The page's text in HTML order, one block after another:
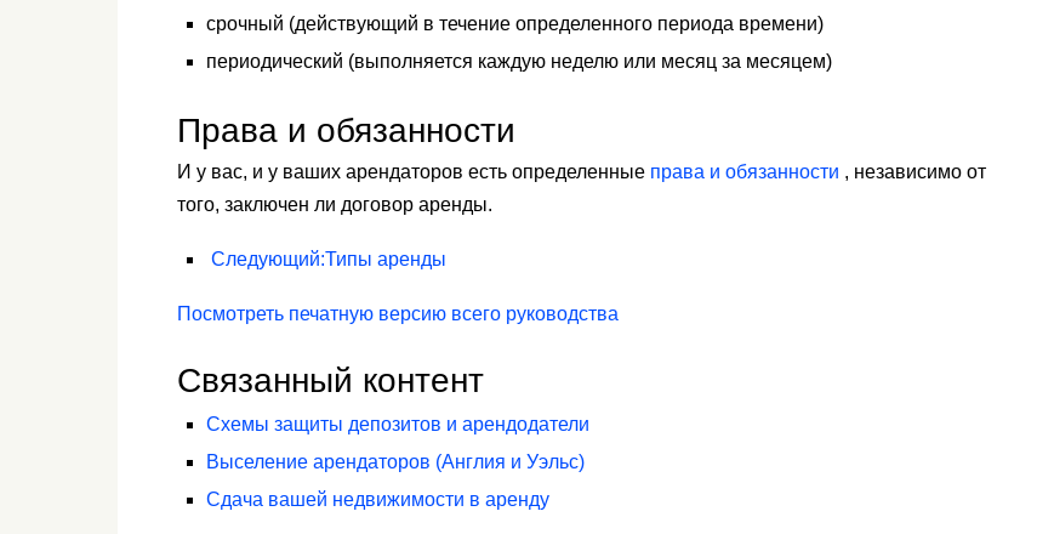
срочный (действующий в течение определенного периода времени)
периодический (выполняется каждую неделю или месяц за месяцем)
Права и обязанности
И у вас, и у ваших арендаторов есть определенные права и обязанности , независимо от
того, заключен ли договор аренды.
Следующий:Типы аренды
Посмотреть печатную версию всего руководства
Связанный контент
Схемы защиты депозитов и арендодатели
Выселение арендаторов (Англия и Уэльс)
Сдача вашей недвижимости в аренду